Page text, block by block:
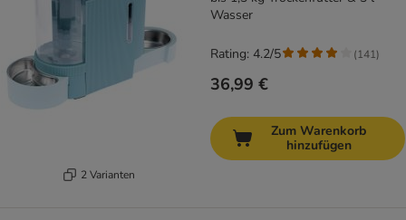
2 Varianten
Wasser
36,99 €
Rating: 4.2/5 (141)
Zum Warenkorb
hinzufügen